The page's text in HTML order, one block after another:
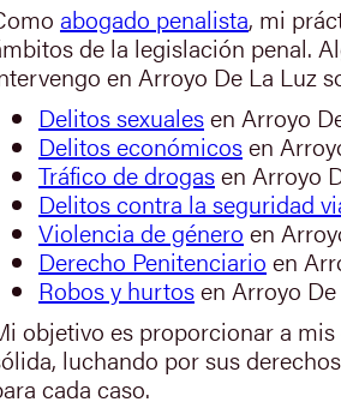
abogado penalista, mi
de la legislación penal.
en Arroyo De La Luz
Delitos sexualesen Arroyo
Delitos económicosen
Tráfico de drogasen Arroyo
Delitos contra la seguridad
Violencia de género en
Derecho Penitenciario en
Robos y hurtosen Arroyo
objetivo es proporcionar a
luchando por sus
cada caso.